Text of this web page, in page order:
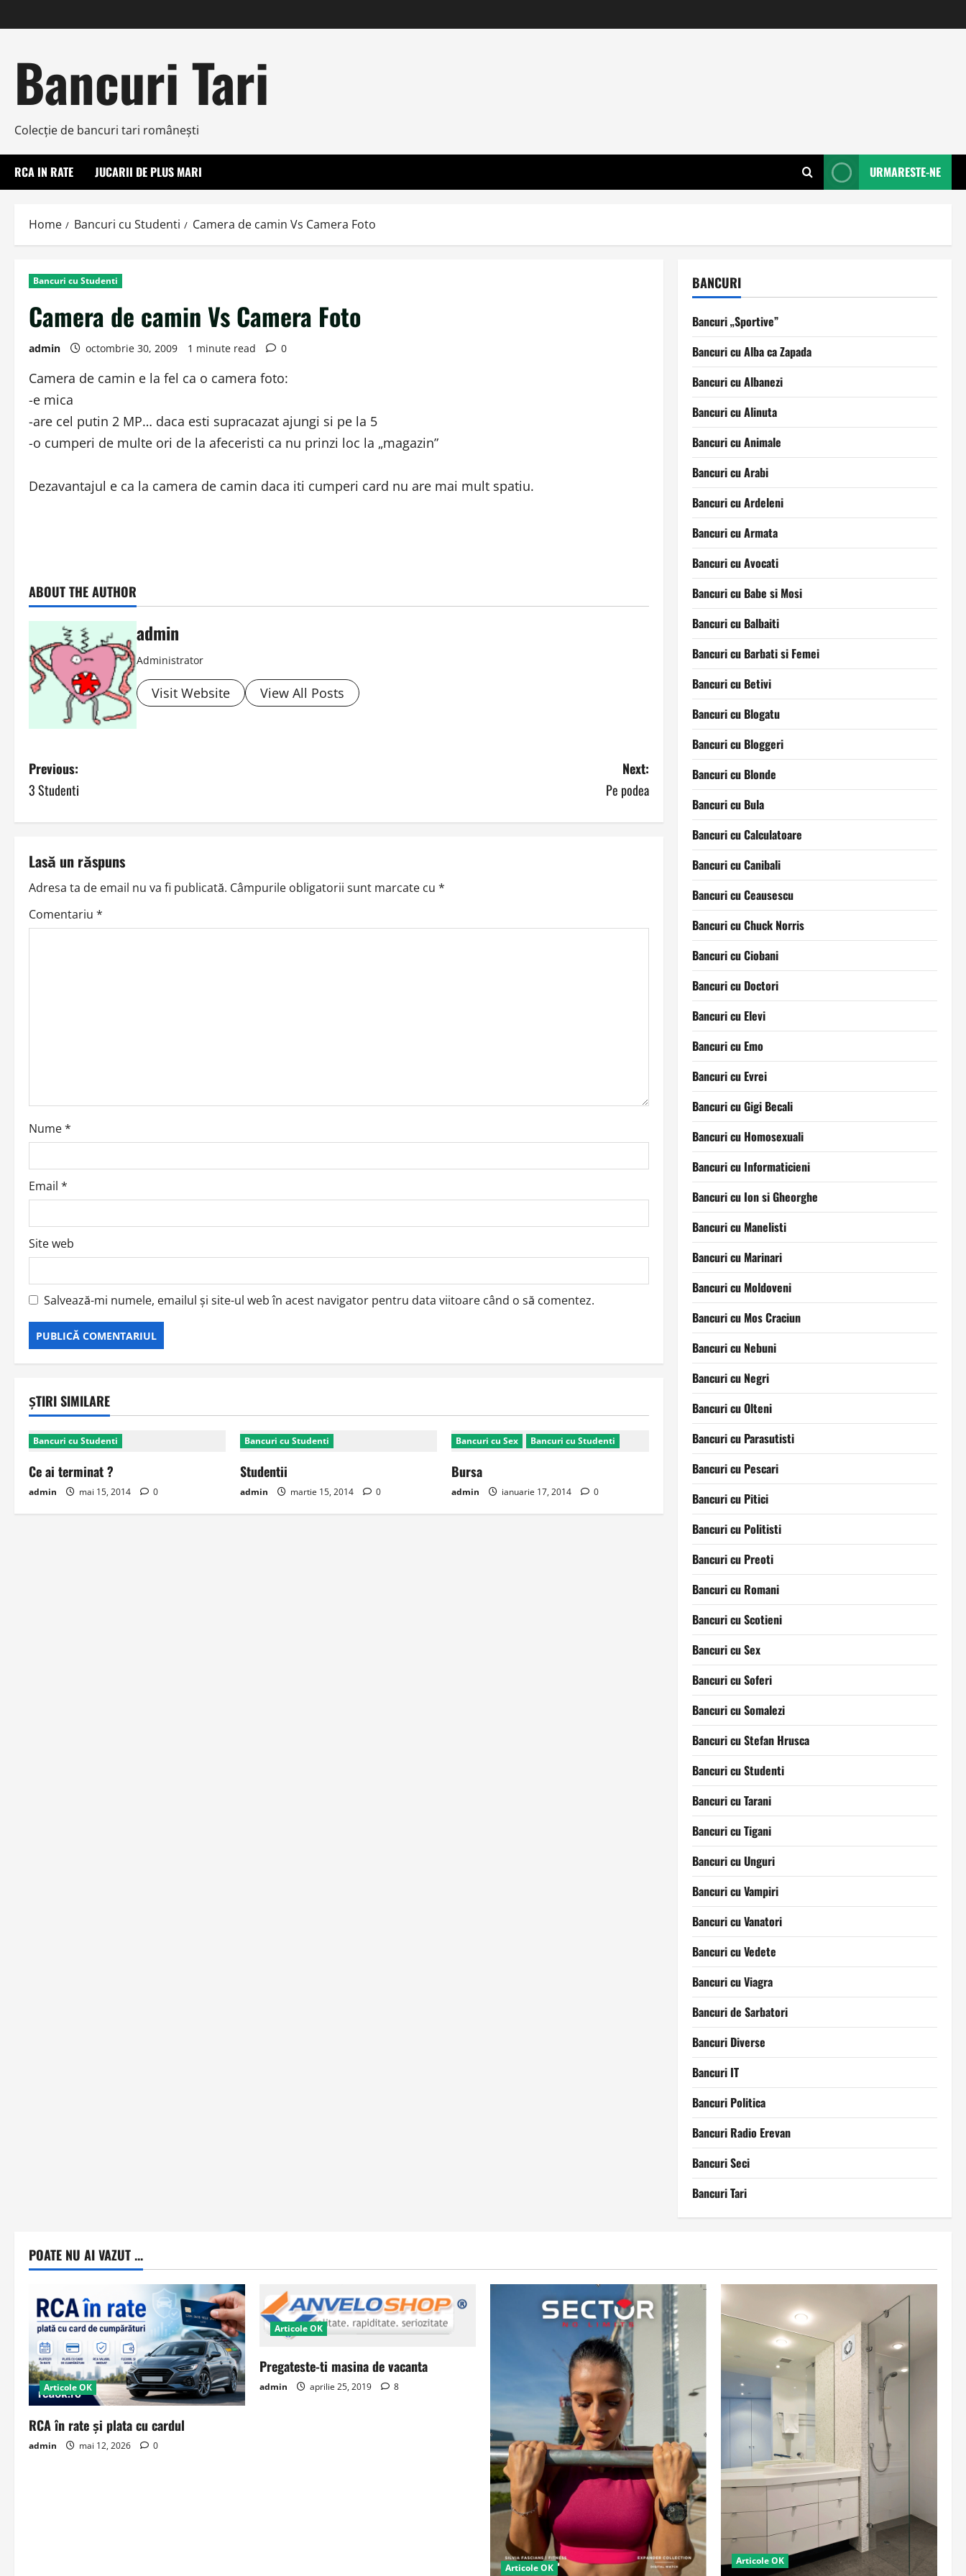
to
Bancuri Tari
Colecţie de bancuri tari româneşti
RCA IN RATE JUCARII DE PLUS MARI URMARESTE-NE
Home Bancuri cu Studenti Camera de camin Vs Camera Foto
Bancuri cu Studenti
Camera de camin Vs Camera Foto
admin octombrie 30, 2009 1 minute read 0
Camera de camin e la fel ca o camera foto:
-e mica
-are cel putin 2 MP… daca esti supracazat ajungi si pe la 5
-o cumperi de multe ori de la afeceristi ca nu prinzi loc la „magazin”
Dezavantajul e ca la camera de camin daca iti cumperi card nu are mai mult spatiu.
ABOUT THE AUTHOR
admin
Administrator
Visit Website View All Posts
P
o
s
t
n
a
i
o
n
Previous:
3 Studenti
Next:
Pe podea
Lasă un răspuns
Adresa ta de email nu va fi publicată. Câmpurile obligatorii sunt marcate cu *
Comentariu *
Nume*
Email *
Site web
Salvează-mi numele, emailul și site-ul web în acest navigator pentru data viitoare când o să comentez.
ȘTIRI SIMILARE
Bancuri cu Studenti
Ce ai terminat ?
admin mai 15, 2014 0
Bancuri cu Studenti
Studentii
admin martie 15, 2014 0
Bancuri cu Sex Bancuri cu Studenti
Bursa
admin ianuarie 17, 2014 0
BANCURI
Bancuri „Sportive”
Bancuri cu Alba ca Zapada
Bancuri cu Albanezi
Bancuri cu Alinuta
Bancuri cu Animale
Bancuri cu Arabi
Bancuri cu Ardeleni
Bancuri cu Armata
Bancuri cu Avocati
Bancuri cu Babe si Mosi
Bancuri cu Balbaiti
Bancuri cu Barbati si Femei
Bancuri cu Betivi
Bancuri cu Blogatu
Bancuri cu Bloggeri
Bancuri cu Blonde
Bancuri cu Bula
Bancuri cu Calculatoare
Bancuri cu Canibali
Bancuri cu Ceausescu
Bancuri cu Chuck Norris
Bancuri cu Ciobani
Bancuri cu Doctori
Bancuri cu Elevi
Bancuri cu Emo
Bancuri cu Evrei
Bancuri cu Gigi Becali
Bancuri cu Homosexuali
Bancuri cu Informaticieni
Bancuri cu Ion si Gheorghe
Bancuri cu Manelisti
Bancuri cu Marinari
Bancuri cu Moldoveni
Bancuri cu Mos Craciun
Bancuri cu Nebuni
Bancuri cu Negri
Bancuri cu Olteni
Bancuri cu Parasutisti
Bancuri cu Pescari
Bancuri cu Pitici
Bancuri cu Politisti
Bancuri cu Preoti
Bancuri cu Romani
Bancuri cu Scotieni
Bancuri cu Sex
Bancuri cu Soferi
Bancuri cu Somalezi
Bancuri cu Stefan Hrusca
Bancuri cu Studenti
Bancuri cu Tarani
Bancuri cu Tigani
Bancuri cu Unguri
Bancuri cu Vampiri
Bancuri cu Vanatori
Bancuri cu Vedete
Bancuri cu Viagra
Bancuri de Sarbatori
Bancuri Diverse
Bancuri IT
Bancuri Politica
Bancuri Radio Erevan
Bancuri Seci
Bancuri Tari
POATE NU AI VAZUT ...
Articole OK
RCA în rate și plata cu cardul
admin mai 12, 2026 0
Articole OK
Pregateste-ti masina de vacanta
admin aprilie 25, 2019 8
Articole OK
Articole OK